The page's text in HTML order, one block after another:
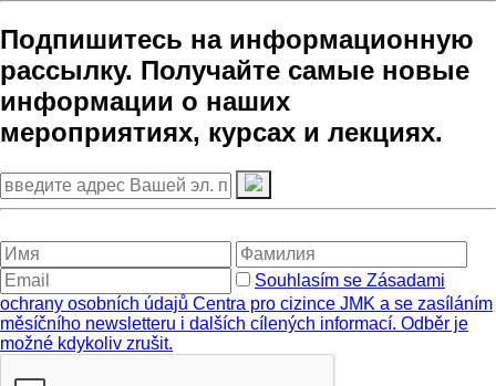
Подпишитесь на информационную
рассылку. Получайте самые новые
информации о наших
мероприятиях, курсах и лекциях.
Souhlasím se Zásadami
ochrany osobních údajů Centra pro cizince JMK a se zasíláním
měsíčního newsletteru i dalších cílených informací. Odběr je
možné kdykoliv zrušit.